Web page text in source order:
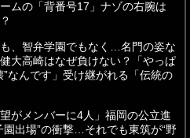
ムの「背番号17」ナゾの右腕は
、智弁学園でもなく…名門の姿な
大高崎はなぜ負けない？「やっぱ
”なんです」受け継がれる「伝統の
望がメンバーに4人」福岡の公立進
園出場”の衝撃…それでも東筑が“野